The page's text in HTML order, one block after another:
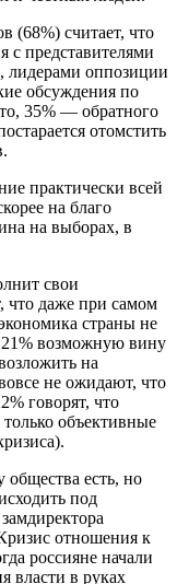
(68%) считает, что
с представителями
лидерами оппозиции
обсуждения по
35% — обратного
отомстить
практически всей
на благо
на выборах, в
свои
что даже при самом
страны не
21% возможную вину
на
не ожидают, что
говорят, что
объективные
есть, но
под
отношения к
россияне начали
власти в руках